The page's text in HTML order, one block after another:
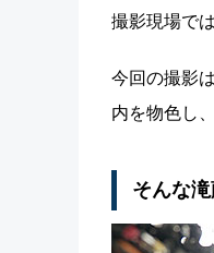
撮影現場で
今回の撮影
内を物色し
そんな